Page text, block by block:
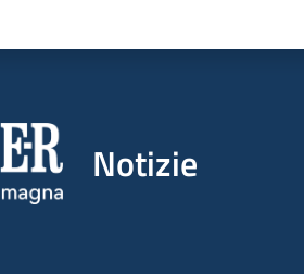
Notizie